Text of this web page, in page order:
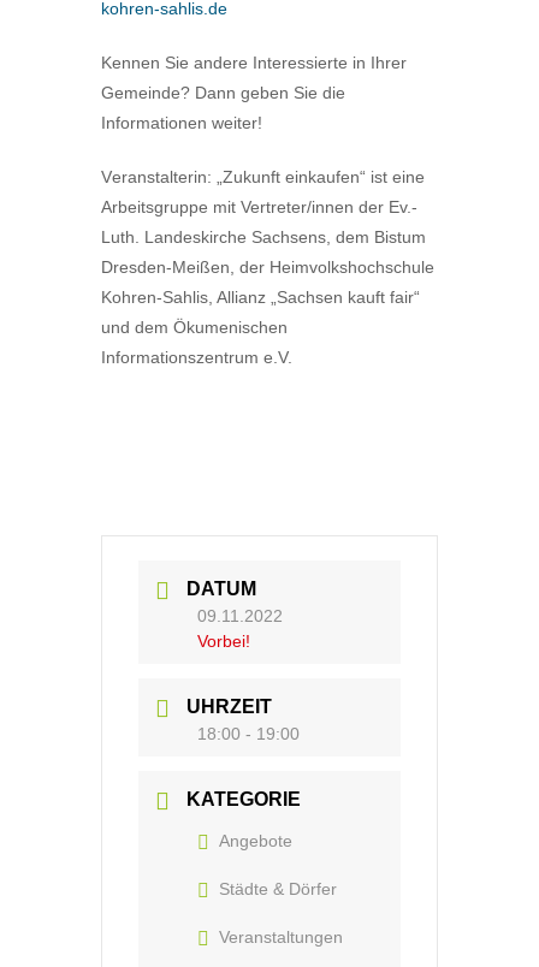
kohren-sahlis.de
Kennen Sie andere Interessierte in Ihrer
Gemeinde? Dann geben Sie die
Informationen weiter!
Veranstalterin: „Zukunft einkaufen“ ist eine
Arbeitsgruppe mit Vertreter/innen der Ev.-
Luth. Landeskirche Sachsens, dem Bistum
Dresden-Meißen, der Heimvolkshochschule
Kohren-Sahlis, Allianz „Sachsen kauft fair“
und dem Ökumenischen
Informationszentrum e.V.
DATUM
09.11.2022
Vorbei!
UHRZEIT
18:00 - 19:00
KATEGORIE
Angebote
Städte & Dörfer
Veranstaltungen